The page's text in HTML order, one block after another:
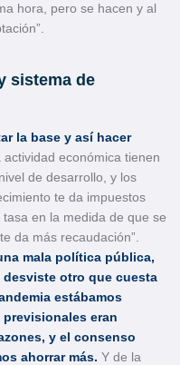
hora, pero se hacen y al
sistema de
la base y así hacer
actividad económica tienen
de desarrollo, y los
te da impuestos
en la medida de que se
da más recaudación”.
mala política pública,
otro que cuesta
estábamos
eran
y el consenso
ahorrar más. Y de la